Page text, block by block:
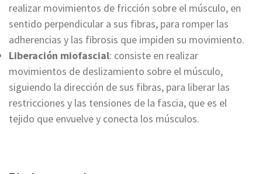
realizar movimientos de fricción sobre el músculo, en
sentido perpendicular a sus fibras, para romper las
adherencias y las fibrosis que impiden su movimiento.
Liberación miofascial: consiste en realizar
movimientos de deslizamiento sobre el músculo,
siguiendo la dirección de sus fibras, para liberar las
restricciones y las tensiones de la fascia, que es el
tejido que envuelve y conecta los músculos.